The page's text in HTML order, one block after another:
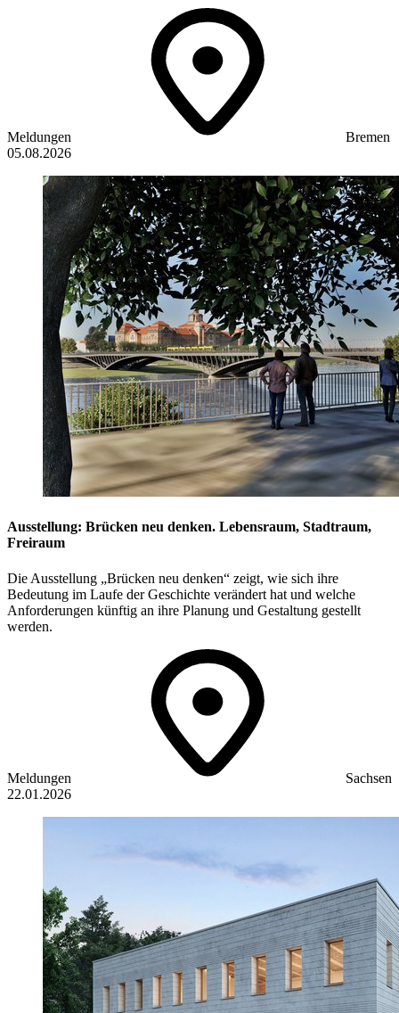
Meldungen
Bremen
05.08.2026
Ausstellung: Brücken neu denken. Lebensraum, Stadtraum,
Freiraum
Die Ausstellung „Brücken neu denken“ zeigt, wie sich ihre
Bedeutung im Laufe der Geschichte verändert hat und welche
Anforderungen künftig an ihre Planung und Gestaltung gestellt
werden.
Meldungen
Sachsen
22.01.2026